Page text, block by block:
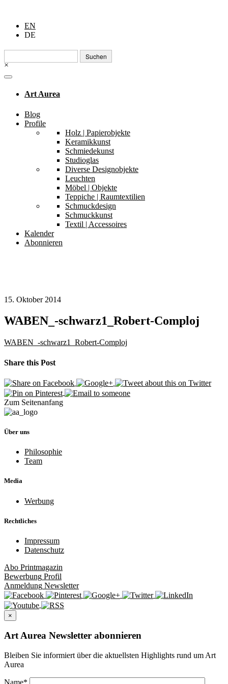
EN
DE
Suchen
nach:
×
Art Aurea
Blog
Profile
Holz | Papierobjekte
Keramikkunst
Schmiedekunst
Studioglas
Diverse Designobjekte
Leuchten
Möbel | Objekte
Teppiche | Raumtextilien
Schmuckdesign
Schmuckkunst
Textil | Accessoires
Kalender
Abonnieren
15. Oktober 2014
WABEN_-schwarz1_Robert-Comploj
WABEN_-schwarz1_Robert-Comploj
Share this Post
Zum Seitenanfang
Über uns
Philosophie
Team
Media
Werbung
Rechtliches
Impressum
Datenschutz
Abo Printmagazin
Bewerbung Profil
Anmeldung Newsletter
×
Art Aurea Newsletter abonnieren
Bleiben Sie informiert über die aktuellsten Highlights rund um Art
Aurea
Name*